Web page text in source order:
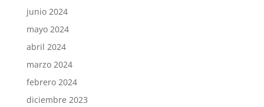
junio 2024
mayo 2024
abril 2024
marzo 2024
febrero 2024
diciembre 2023